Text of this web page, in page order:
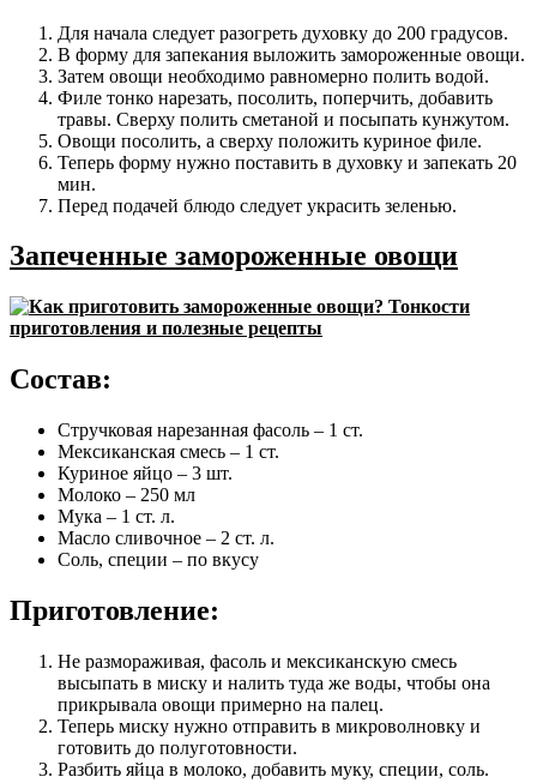
Для начала следует разогреть духовку до 200 градусов.
В форму для запекания выложить замороженные овощи.
Затем овощи необходимо равномерно полить водой.
Филе тонко нарезать, посолить, поперчить, добавить
травы. Сверху полить сметаной и посыпать кунжутом.
Овощи посолить, а сверху положить куриное филе.
Теперь форму нужно поставить в духовку и запекать 20
мин.
Перед подачей блюдо следует украсить зеленью.
Запеченные замороженные овощи
Состав:
Стручковая нарезанная фасоль – 1 ст.
Мексиканская смесь – 1 ст.
Куриное яйцо – 3 шт.
Молоко – 250 мл
Мука – 1 ст. л.
Масло сливочное – 2 ст. л.
Соль, специи – по вкусу
Приготовление:
Не размораживая, фасоль и мексиканскую смесь
высыпать в миску и налить туда же воды, чтобы она
прикрывала овощи примерно на палец.
Теперь миску нужно отправить в микроволновку и
готовить до полуготовности.
Разбить яйца в молоко, добавить муку, специи, соль.